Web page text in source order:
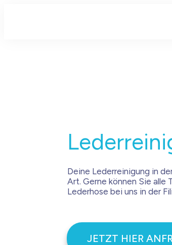
Deine Lederreinigung in
Art. Gerne können Sie alle
Lederhose bei uns in der
JETZT HIER